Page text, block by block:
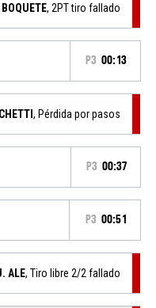
, 2PT tiro fallado
P3 00:13
, Pérdida por pasos
P3 00:37
P3 00:51
ALE, Tiro libre 2/2 fallado